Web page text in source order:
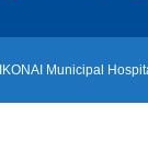
Municipal